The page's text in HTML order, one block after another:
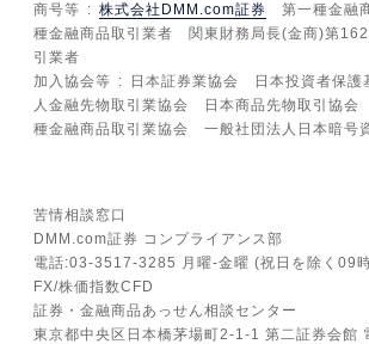
商号等 株式会社DMM.com証券 第一種金融
種金融商品取引業者 関東財務局長(金商)第
引業者
加入協会等
日本証券業協会 日本投資者保
人金融先物取引業協会 日本商品先物取引協
種金融商品取引業協会 一般社団法人日本暗号
苦情相談窓口
DMM.com証券 コンプライアンス部
電話:03-3517-3285 月曜-金曜 (祝日を除く09
FX/株価指数CFD
証券・金融商品あっせん相談センター
東京都中央区日本橋茅場町2-1-1 第二証券会